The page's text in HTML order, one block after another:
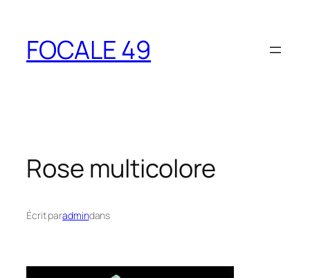
contenu
FOCALE 49
Rose multicolore
Écrit paradmindans